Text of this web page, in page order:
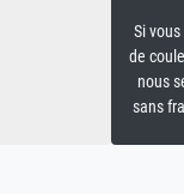
Si
de
nous
sans